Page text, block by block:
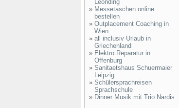
Leonding
» Messetaschen online
bestellen
» Outplacement Coaching in
Wien
» all inclusiv Urlaub in
Griechenland
» Elektro Reparatur in
Offenburg
» Sanitaetshaus Schuermaier
Leipzig
» Schülersprachreisen
Sprachschule
» Dinner Musik mit Trio Nardis